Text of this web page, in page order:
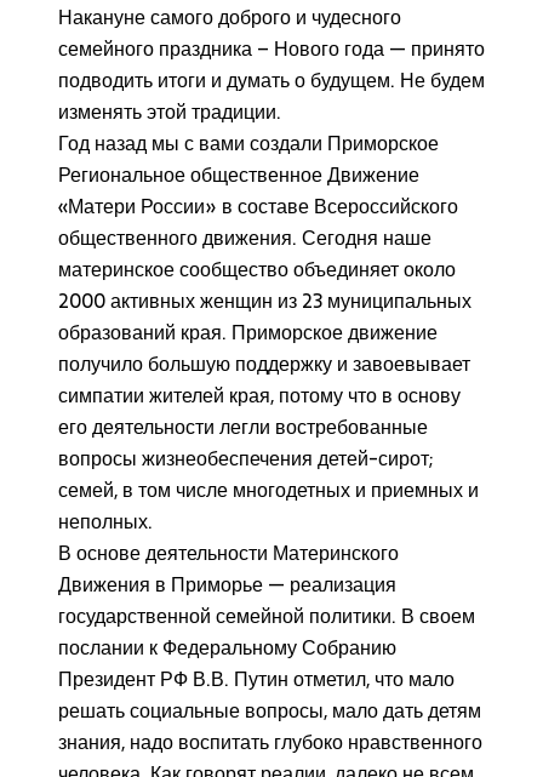
Накануне самого доброго и чудесного
семейного праздника – Нового года — принято
подводить итоги и думать о будущем. Не будем
изменять этой традиции.
Год назад мы с вами создали Приморское
Региональное общественное Движение
«Матери России» в составе Всероссийского
общественного движения. Сегодня наше
материнское сообщество объединяет около
2000 активных женщин из 23 муниципальных
образований края. Приморское движение
получило большую поддержку и завоевывает
симпатии жителей края, потому что в основу
его деятельности легли востребованные
вопросы жизнеобеспечения детей-сирот;
семей, в том числе многодетных и приемных и
неполных.
В основе деятельности Материнского
Движения в Приморье — реализация
государственной семейной политики. В своем
послании к Федеральному Собранию
Президент РФ В.В. Путин отметил, что мало
решать социальные вопросы, мало дать детям
знания, надо воспитать глубоко нравственного